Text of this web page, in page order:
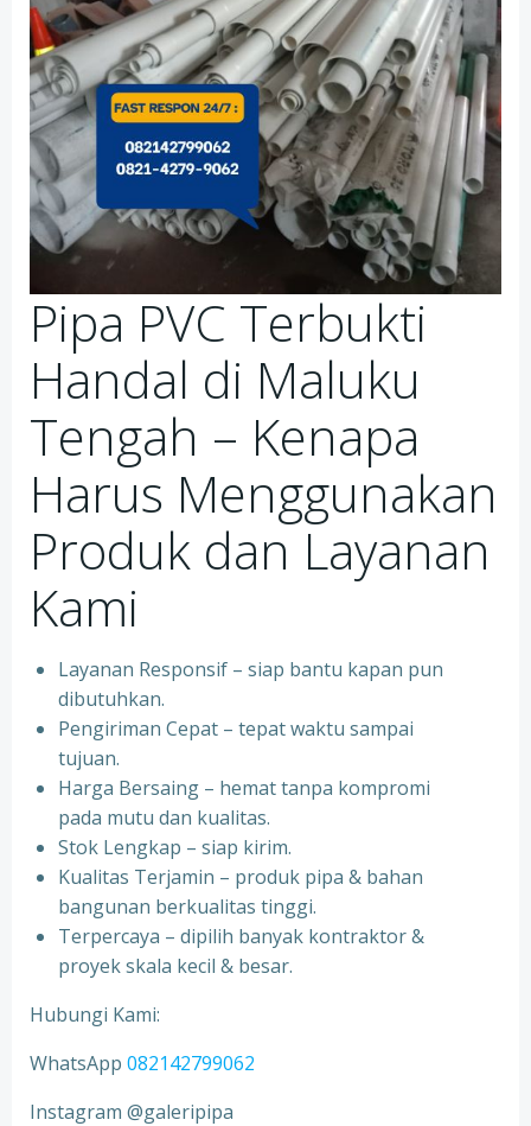
Pipa PVC Terbukti
Handal di Maluku
Tengah – Kenapa
Harus Menggunakan
Produk dan Layanan
Kami
Layanan Responsif – siap bantu kapan pun
dibutuhkan.
Pengiriman Cepat – tepat waktu sampai
tujuan.
Harga Bersaing – hemat tanpa kompromi
pada mutu dan kualitas.
Stok Lengkap – siap kirim.
Kualitas Terjamin – produk pipa & bahan
bangunan berkualitas tinggi.
Terpercaya – dipilih banyak kontraktor &
proyek skala kecil & besar.
Hubungi Kami:
WhatsApp 082142799062
Instagram @galeripipa